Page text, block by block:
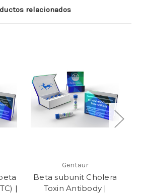
relacionados
|
Gentaur
Beta subunit Cholera
Toxin Antibody |